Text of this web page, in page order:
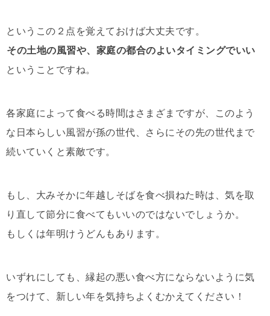
というこの２点を覚えておけば大丈夫です。
その土地の風習や、家庭の都合のよいタイミングでいい
ということですね。
各家庭によって食べる時間はさまざまですが、このよう
な日本らしい風習が孫の世代、さらにその先の世代まで
続いていくと素敵です。
もし、大みそかに年越しそばを食べ損ねた時は、気を取
り直して節分に食べてもいいのではないでしょうか。
もしくは年明けうどんもあります。
いずれにしても、縁起の悪い食べ方にならないように気
をつけて、新しい年を気持ちよくむかえてください！